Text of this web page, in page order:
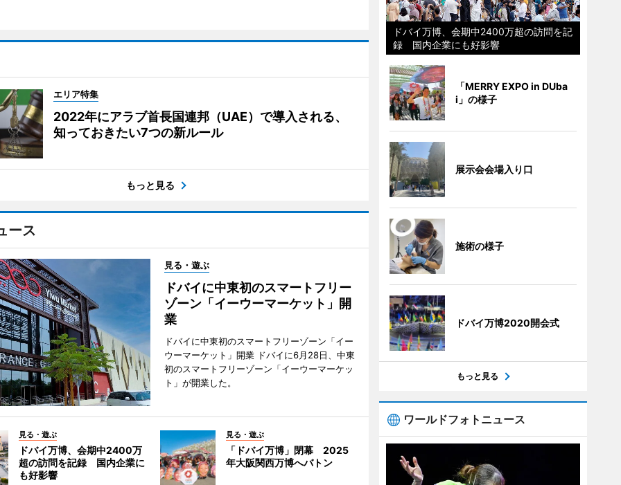
エリア特集
2022年にアラブ首長国連邦（UAE）で導入される、
知っておきたい7つの新ルール
もっと見る
ース
見る・遊ぶ
ドバイに中東初のスマートフリー
ゾーン「イーウーマーケット」開
業
ドバイに中東初のスマートフリーゾーン「イー
ウーマーケット」開業 ドバイに6月28日、中東
初のスマートフリーゾーン「イーウーマーケッ
ト」が開業した。
見る・遊ぶ
ドバイ万博、会期中2400万
超の訪問を記録 国内企業に
も好影響
見る・遊ぶ
「ドバイ万博」閉幕 2025
年大阪関西万博へバトン
ドバイ万博、会期中2400万超の訪問を記
録 国内企業にも好影響
「MERRY EXPO in DUba
i」の様子
展示会会場入り口
施術の様子
ドバイ万博2020開会式
もっと見る
ワールドフォトニュース